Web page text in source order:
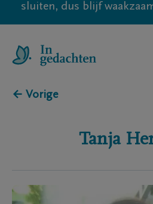
sluiten, dus blijf
← Vorige
Tanja